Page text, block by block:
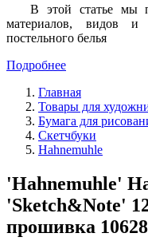
В этой статье мы
материалов, видов и
постельного белья
Подробнее
Главная
Товары для
Бумага для
Скетчбуки
Hahnemuhle
'Hahnemuhle'
'Sketch&Note'
прошивка